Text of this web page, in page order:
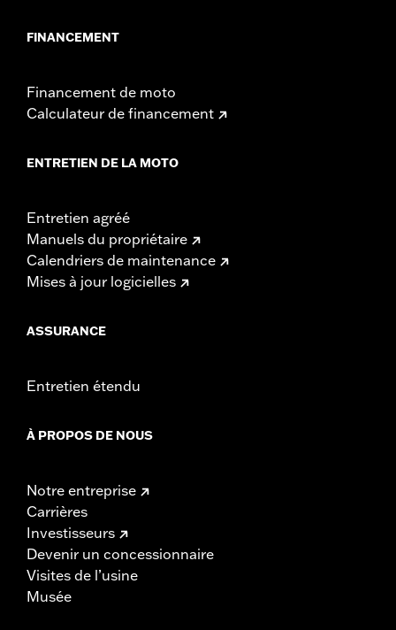
FINANCEMENT
Financement de moto
Calculateur de financement
ENTRETIEN DE LA MOTO
Entretien agréé
Manuels du propriétaire
Calendriers de maintenance
Mises à jour logicielles
ASSURANCE
Entretien étendu
À PROPOS DE NOUS
Notre entreprise
Carrières
Investisseurs
Devenir un concessionnaire
Visites de l’usine
Musée